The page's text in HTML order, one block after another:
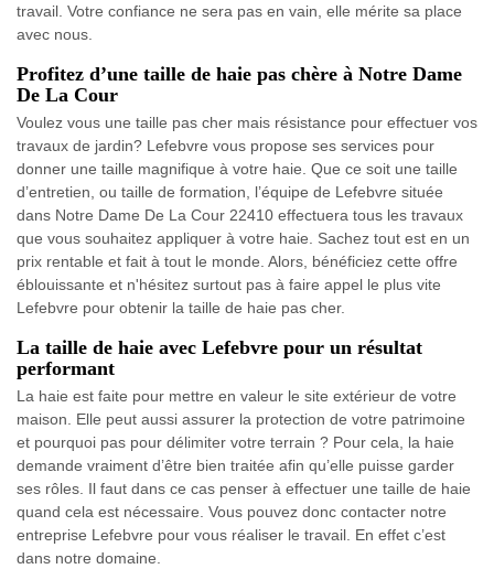
travail. Votre confiance ne sera pas en vain, elle mérite sa place
avec nous.
Profitez d’une taille de haie pas chère à Notre Dame
De La Cour
Voulez vous une taille pas cher mais résistance pour effectuer vos
travaux de jardin? Lefebvre vous propose ses services pour
donner une taille magnifique à votre haie. Que ce soit une taille
d’entretien, ou taille de formation, l’équipe de Lefebvre située
dans Notre Dame De La Cour 22410 effectuera tous les travaux
que vous souhaitez appliquer à votre haie. Sachez tout est en un
prix rentable et fait à tout le monde. Alors, bénéficiez cette offre
éblouissante et n'hésitez surtout pas à faire appel le plus vite
Lefebvre pour obtenir la taille de haie pas cher.
La taille de haie avec Lefebvre pour un résultat
performant
La haie est faite pour mettre en valeur le site extérieur de votre
maison. Elle peut aussi assurer la protection de votre patrimoine
et pourquoi pas pour délimiter votre terrain ? Pour cela, la haie
demande vraiment d’être bien traitée afin qu’elle puisse garder
ses rôles. Il faut dans ce cas penser à effectuer une taille de haie
quand cela est nécessaire. Vous pouvez donc contacter notre
entreprise Lefebvre pour vous réaliser le travail. En effet c’est
dans notre domaine.